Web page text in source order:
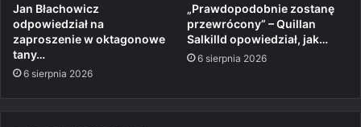
Jan Błachowicz
odpowiedział na
zaproszenie w oktagonowe
tany…
6 sierpnia 2026
„Prawdopodobnie zostanę
przewrócony” – Quillan
Salkilld opowiedział, jak…
6 sierpnia 2026